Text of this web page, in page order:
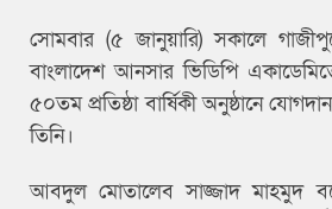
সোমবার (৫ জানুয়ারি) সকালে
বাংলাদেশ আনসার ভিডিপি
৫০তম প্রতিষ্ঠা বার্ষিকী অনুষ্ঠানে
তিনি।
আবদুল মোতালেব সাজ্জাদ মাহমুদ